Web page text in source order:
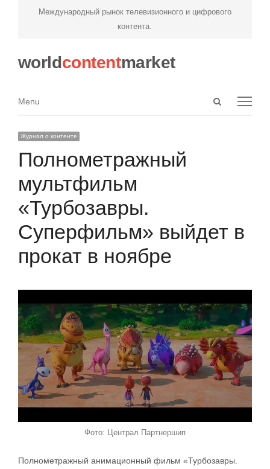
Международный рынок телевизионного и цифрового
контента.
worldcontentmarket
Open
Menu
Menu
Журнал о контенте
Полнометражный
мультфильм
«Турбозавры.
Суперфильм» выйдет в
прокат в ноябре
Фото: Централ Партнершип
Полнометражный анимационный фильм «Турбозавры.